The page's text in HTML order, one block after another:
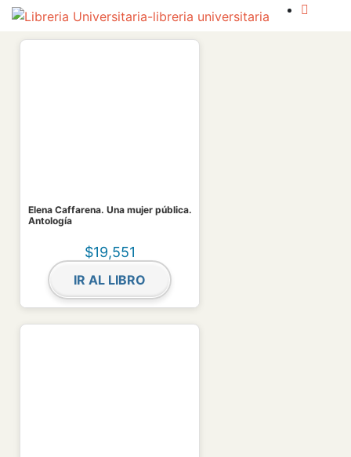
Elena Caffarena. Una mujer pública.
Antología
$19,551
IR AL LIBRO